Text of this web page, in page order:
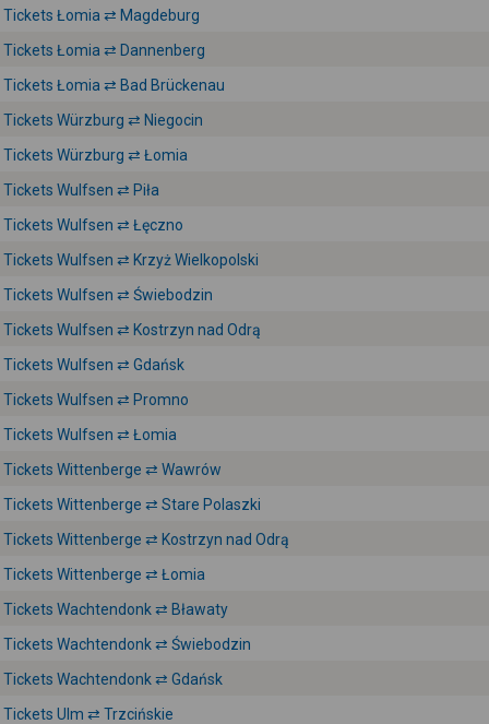
Tickets Łomia ⇄ Magdeburg
Tickets Łomia ⇄ Dannenberg
Tickets Łomia ⇄ Bad Brückenau
Tickets Würzburg ⇄ Niegocin
Tickets Würzburg ⇄ Łomia
Tickets Wulfsen ⇄ Piła
Tickets Wulfsen ⇄ Łęczno
Tickets Wulfsen ⇄ Krzyż Wielkopolski
Tickets Wulfsen ⇄ Świebodzin
Tickets Wulfsen ⇄ Kostrzyn nad Odrą
Tickets Wulfsen ⇄ Gdańsk
Tickets Wulfsen ⇄ Promno
Tickets Wulfsen ⇄ Łomia
Tickets Wittenberge ⇄ Wawrów
Tickets Wittenberge ⇄ Stare Polaszki
Tickets Wittenberge ⇄ Kostrzyn nad Odrą
Tickets Wittenberge ⇄ Łomia
Tickets Wachtendonk ⇄ Bławaty
Tickets Wachtendonk ⇄ Świebodzin
Tickets Wachtendonk ⇄ Gdańsk
Tickets Ulm ⇄ Trzcińskie